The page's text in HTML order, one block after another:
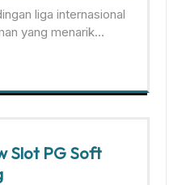
liga internasional
yang menarik…
Slot PG Soft